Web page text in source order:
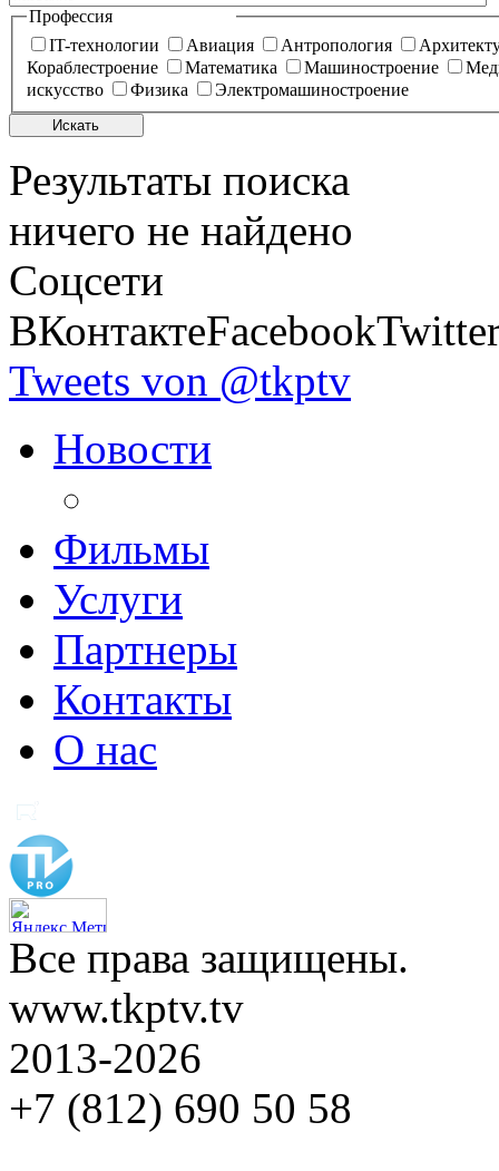
Профессия
IT-технологии
Авиация Антропология
Кораблестроение
Математика Машиностроение
искусство
Физика Электромашиностроение
Искать
Результаты поиска
ничего не найдено
Соцсети
ВКонтактеFacebook
Tweets von @tkptv
Новости
Фильмы
Услуги
Партнеры
Контакты
О нас
Все права защищены.
www.tkptv.tv
2013-2026
+7 (812) 690 50 58